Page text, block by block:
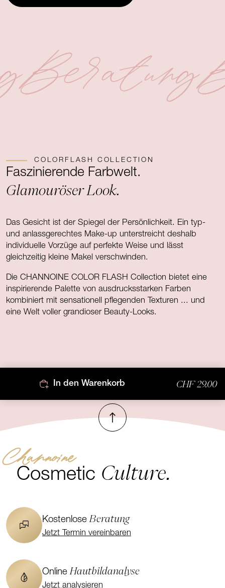
Beratung
COLORFLASH COLLECTION
Faszinierende Farbwelt.
Glamouröser Look.
Das Gesicht ist der Spiegel der Persönlichkeit. Ein typ-
und anlassgerechtes Make-up unterstreicht deshalb
individuelle Vorzüge auf perfekte Weise und lässt
gleichzeitig kleine Makel verschwinden.
Die CHANNOINE COLOR FLASH Collection bietet eine
inspirierende Palette von ausdrucksstarken Farben
kombiniert mit sensationell pflegenden Texturen ... und
eine Welt voller grandioser Beauty-Looks.
In den Warenkorb CHF 29.00
Nach oben
Channoine
Cosmetic Culture.
KostenloseBeratung
Jetzt Termin vereinbaren
OnlineHautbildanalyse
Jetzt analysieren